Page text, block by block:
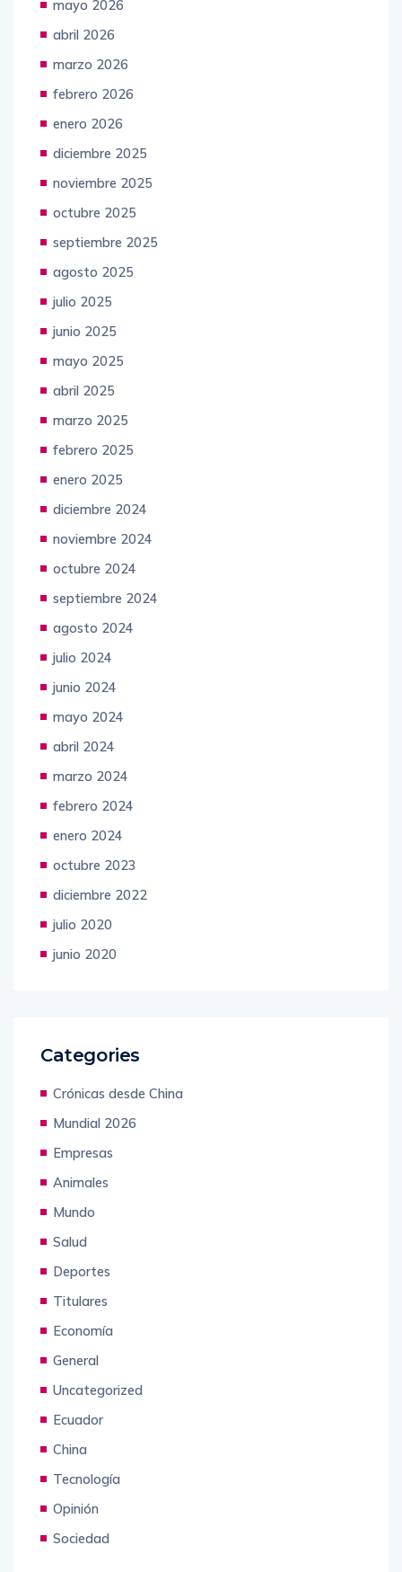
mayo 2026
abril 2026
marzo 2026
febrero 2026
enero 2026
diciembre 2025
noviembre 2025
octubre 2025
septiembre 2025
agosto 2025
julio 2025
junio 2025
mayo 2025
abril 2025
marzo 2025
febrero 2025
enero 2025
diciembre 2024
noviembre 2024
octubre 2024
septiembre 2024
agosto 2024
julio 2024
junio 2024
mayo 2024
abril 2024
marzo 2024
febrero 2024
enero 2024
octubre 2023
diciembre 2022
julio 2020
junio 2020
Categories
Crónicas desde China
Mundial 2026
Empresas
Animales
Mundo
Salud
Deportes
Titulares
Economía
General
Uncategorized
Ecuador
China
Tecnología
Opinión
Sociedad